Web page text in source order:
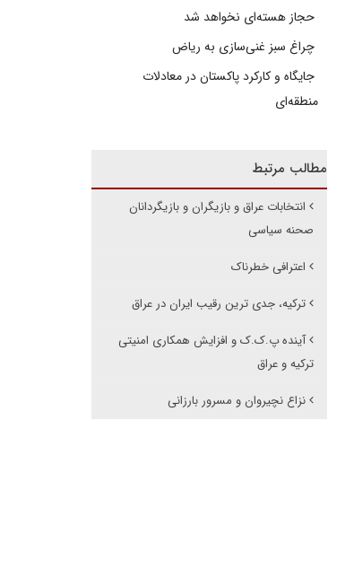
حجاز هسته‌ای نخواهد شد
چراغ سبز غنی‌سازی به ریاض
جایگاه و کارکرد پاکستان در معادلات
منطقه‌ای
مطالب مرتبط
انتخابات عراق و بازیگران و بازیگردانان
صحنه سیاسی
اعترافی خطرناک
ترکیه، جدی ترین رقیب ایران در عراق
آینده پ.ک.ک و افزایش همکاری امنیتی
ترکیه و عراق
نزاع نچیروان و مسرور بارزانی